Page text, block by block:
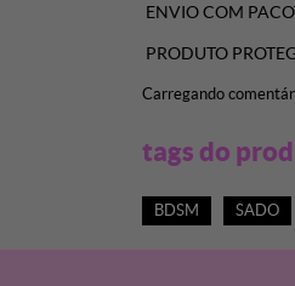
ENVIO COM
PRODUTO
Carregando
tags do
BDSM SADO